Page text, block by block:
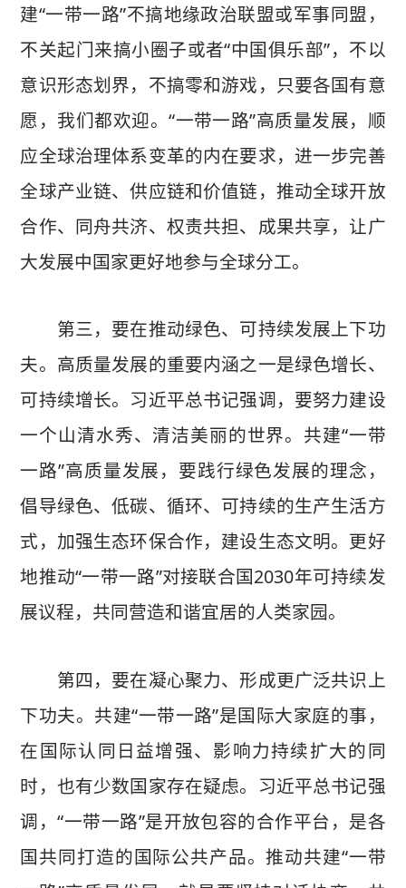
建“一带一路”不搞地缘政治联盟或军事同盟，
不关起门来搞小圈子或者“中国俱乐部”，不以
意识形态划界，不搞零和游戏，只要各国有意
愿，我们都欢迎。“一带一路”高质量发展，顺
应全球治理体系变革的内在要求，进一步完善
全球产业链、供应链和价值链，推动全球开放
合作、同舟共济、权责共担、成果共享，让广
大发展中国家更好地参与全球分工。
第三，要在推动绿色、可持续发展上下功
夫。高质量发展的重要内涵之一是绿色增长、
可持续增长。习近平总书记强调，要努力建设
一个山清水秀、清洁美丽的世界。共建“一带
一路”高质量发展，要践行绿色发展的理念，
倡导绿色、低碳、循环、可持续的生产生活方
式，加强生态环保合作，建设生态文明。更好
地推动“一带一路”对接联合国2030年可持续发
展议程，共同营造和谐宜居的人类家园。
第四，要在凝心聚力、形成更广泛共识上
下功夫。共建“一带一路”是国际大家庭的事，
在国际认同日益增强、影响力持续扩大的同
时，也有少数国家存在疑虑。习近平总书记强
调，“一带一路”是开放包容的合作平台，是各
国共同打造的国际公共产品。推动共建“一带